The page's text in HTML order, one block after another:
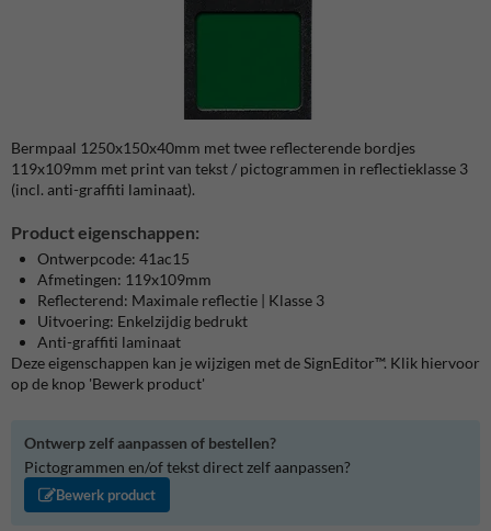
Bermpaal 1250x150x40mm met twee reflecterende bordjes
119x109mm met print van tekst / pictogrammen in reflectieklasse 3
(incl. anti-graffiti laminaat).
Product eigenschappen:
Ontwerpcode: 41ac15
Afmetingen: 119x109mm
Reflecterend: Maximale reflectie | Klasse 3
Uitvoering: Enkelzijdig bedrukt
Anti-graffiti laminaat
Deze eigenschappen kan je wijzigen met de SignEditor™. Klik hiervoor
op de knop 'Bewerk product'
Ontwerp zelf aanpassen of bestellen?
Pictogrammen en/of tekst direct zelf aanpassen?
Bewerk product